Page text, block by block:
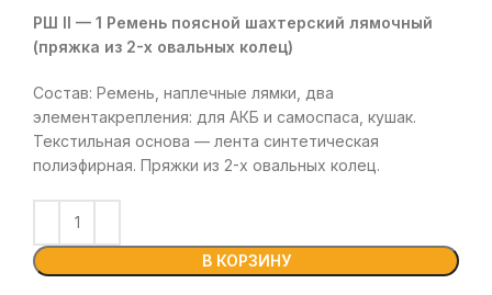
РШ II — 1 Ремень поясной шахтерский лямочный
(пряжка из 2-х овальных колец)
Состав: Ремень, наплечные лямки, два
элементакрепления: для АКБ и самоспаса, кушак.
Текстильная основа — лента синтетическая
полиэфирная. Пряжки из 2-х овальных колец.
В КОРЗИНУ